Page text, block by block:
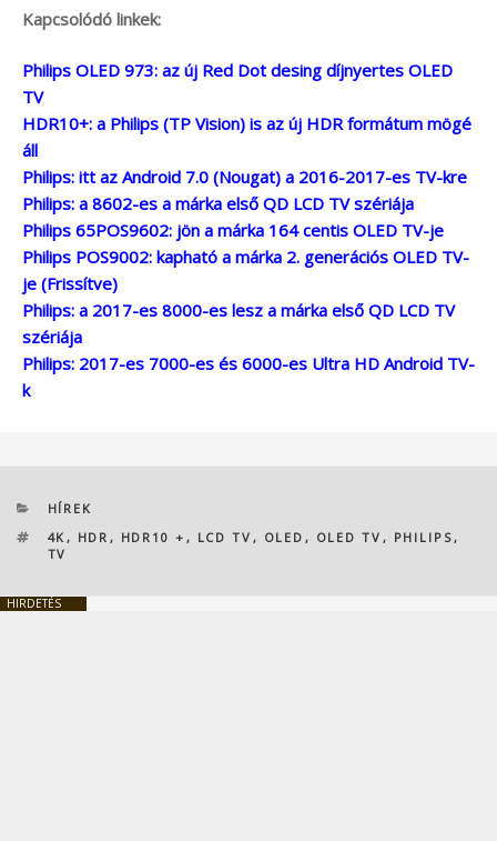
Kapcsolódó linkek:
Philips OLED 973: az új Red Dot desing díjnyertes OLED
TV
HDR10+: a Philips (TP Vision) is az új HDR formátum mögé
áll
Philips: itt az Android 7.0 (Nougat) a 2016-2017-es TV-kre
Philips: a 8602-es a márka első QD LCD TV szériája
Philips 65POS9602: jön a márka 164 centis OLED TV-je
Philips POS9002: kapható a márka 2. generációs OLED TV-
je (Frissítve)
Philips: a 2017-es 8000-es lesz a márka első QD LCD TV
szériája
Philips: 2017-es 7000-es és 6000-es Ultra HD Android TV-
k
KATEGÓRIÁK
HÍREK
CÍMKÉK
4K , HDR , HDR10 + , LCD TV , OLED , OLED TV , PHILIPS ,
TV
HIRDETÉS